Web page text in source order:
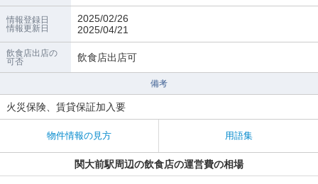
情報登録日
情報更新日
2025/02/26
2025/04/21
飲食店出店の
可否
飲食店出店可
備考
火災保険、賃貸保証加入要
物件情報の見方 用語集
関大前駅周辺の飲食店の運営費の相場